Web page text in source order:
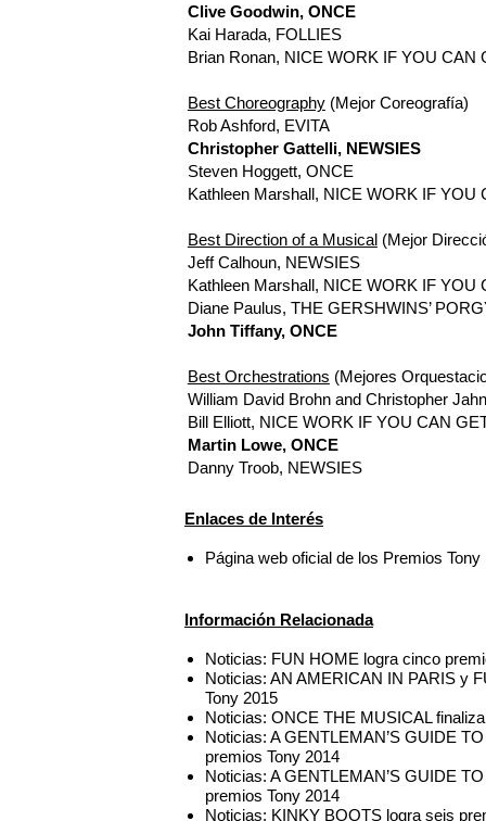
Clive Goodwin, ONCE
Kai Harada, FOLLIES
Brian Ronan, NICE WORK IF YOU CAN
Best Choreography(Mejor Coreografía)
Rob Ashford, EVITA
Christopher Gattelli, NEWSIES
Steven Hoggett, ONCE
Kathleen Marshall, NICE WORK IF YOU
Best Direction of a Musical(Mejor
Jeff Calhoun, NEWSIES
Kathleen Marshall, NICE WORK IF YOU
Diane Paulus, THE GERSHWINS’
John Tiffany, ONCE
Best Orchestrations (Mejores
William David Brohn and Christopher
Bill Elliott, NICE WORK IF YOU CAN
Martin Lowe, ONCE
Danny Troob, NEWSIES
Enlaces de Interés
Página web oficial de los Premios Tony
Información Relacionada
Noticias: FUN HOME logra cinco
Noticias: AN AMERICAN IN PARIS y
Tony 2015
Noticias: ONCE THE MUSICAL
Noticias: A GENTLEMAN’S GUIDE
premios Tony 2014
Noticias: A GENTLEMAN’S GUIDE
premios Tony 2014
Noticias: KINKY BOOTS logra seis